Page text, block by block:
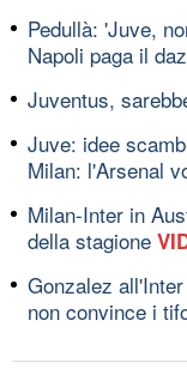
Pedullà: 'Juve,
Napoli paga il
Juventus,
Juve: idee
Milan: l'Arsenal
Milan-Inter in
della stagione
Gonzalez
non convince i